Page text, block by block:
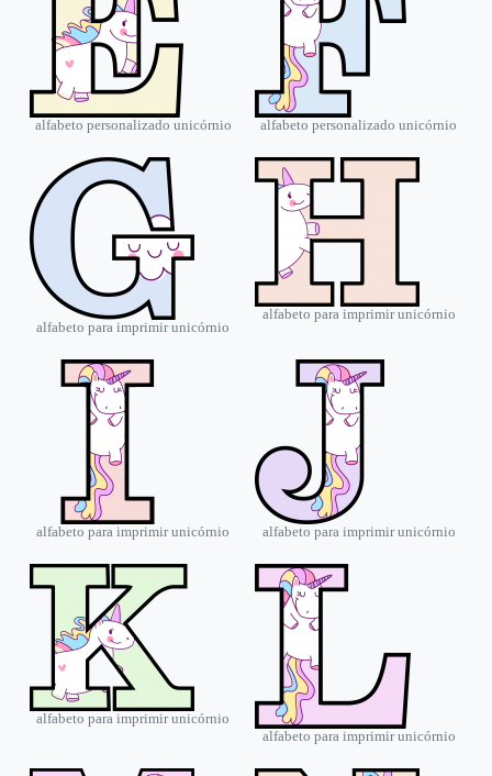
alfabeto personalizado unicórnio alfabeto personalizado unicórnio
alfabeto para imprimir unicórnio
alfabeto para imprimir unicórnio
alfabeto para imprimir unicórnio alfabeto para imprimir unicórnio
alfabeto para imprimir unicórnio
alfabeto para imprimir unicórnio